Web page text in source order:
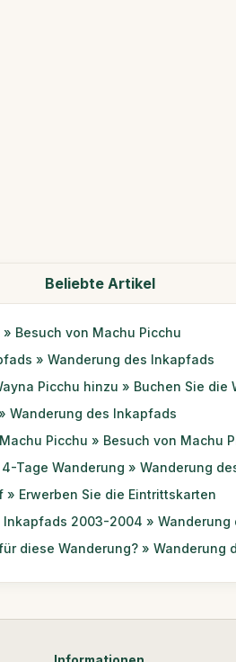
Beliebte Artikel
Besuch von Machu Picchu
» Wanderung des Inkapfads
Picchu hinzu » Buchen Sie die
Wanderung des Inkapfads
Picchu » Besuch von Machu
Tage Wanderung » Wanderung
» Erwerben Sie die Eintrittskarten
2003-2004 » Wanderung
diese Wanderung? » Wanderung